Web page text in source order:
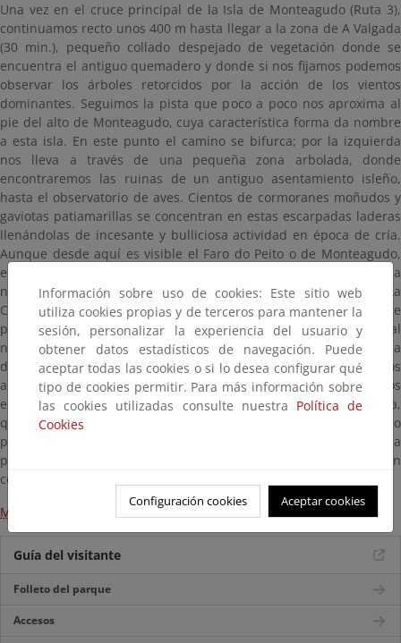
Una vez en el cruce principal de la Isla de Monteagudo (Ruta 3),
continuamos recto unos 400 m hasta llegar a la zona de A Valgada
(30 min.), pequeño collado despejado de vegetación donde se
encuentra el antiguo quemadero y donde si nos fijamos podemos
observar los árboles retorcidos por la acción de los vientos
dominantes. Seguimos la pista que poco a poco nos aproxima al
pie del alto de Monteagudo, cuya característica forma da nombre
a esta isla. En este punto el camino se bifurca; por la izquierda
nos lleva a través de una pequeña zona arbolada, donde
encontraremos las ruinas de un antiguo asentamiento isleño,
hasta el observatorio de aves. Cientos de cormoranes moñudos y
gaviotas patiamarillas se concentran en estas escarpadas laderas
llenándolas de incesante y bulliciosa actividad en época de cría.
Aunque desde aquí es visible el Faro do Peito o de Monteagudo,
es necesario retroceder un poco y descender por una senda a
nuestra izquierda que enlaza con el camino que lleva hasta él. La
Costa da Vela y Cabo Home, tan sólo a 2,5 km, convierten a este
punto en el lugar del archipiélago más cercano al continente, y al
norte se divisa el suave perfil de la isla de Ons, protegiendo la Ría
de Pontevedra. Bajando por una pequeña pista de cemento, nos
acercamos a una pequeña furna, cueva marina producida por los
embates de las olas y la particular estructura de la roca granítica,
que hace que se fracture de forma vertical. En este entorno
podemos observar plantas como la hierba de enamorar (Armeria
pubigera) y el hinojo marino (Chritmum maritimum), que soportan
condiciones de alta salinidad y viven entre las rocas.
Mapa de los itinerarios de Cíes
Guía del visitante
Folleto del parque
Accesos
Información sobre uso de cookies: Este sitio web
utiliza cookies propias y de terceros para mantener la
sesión, personalizar la experiencia del usuario y
obtener datos estadísticos de navegación. Puede
aceptar todas las cookies o si lo desea configurar qué
tipo de cookies permitir. Para más información sobre
las cookies utilizadas consulte nuestra Política de
Cookies
Configuración cookies Aceptar cookies